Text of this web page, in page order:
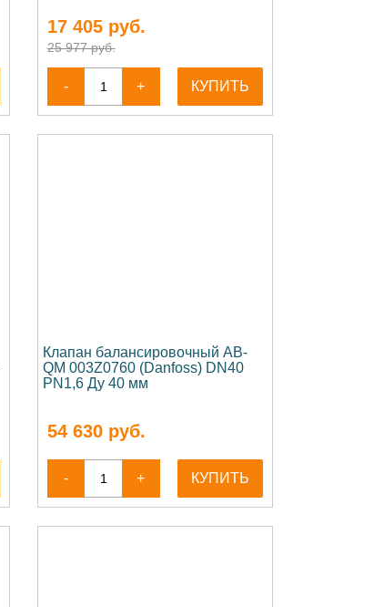
17 405руб.
25 977 руб.
- + КУПИТЬ
Клапан балансировочный AB-
QM 003Z0760 (Danfoss) DN40
PN1,6 Ду 40 мм
54 630руб.
- + КУПИТЬ